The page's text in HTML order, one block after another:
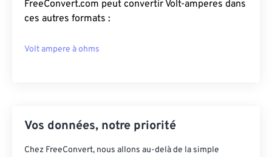
FreeConvert.com peut convertir Volt-amperes dans
ces autres formats :
Volt ampere à ohms
Vos données, notre priorité
Chez FreeConvert, nous allons au-delà de la simple